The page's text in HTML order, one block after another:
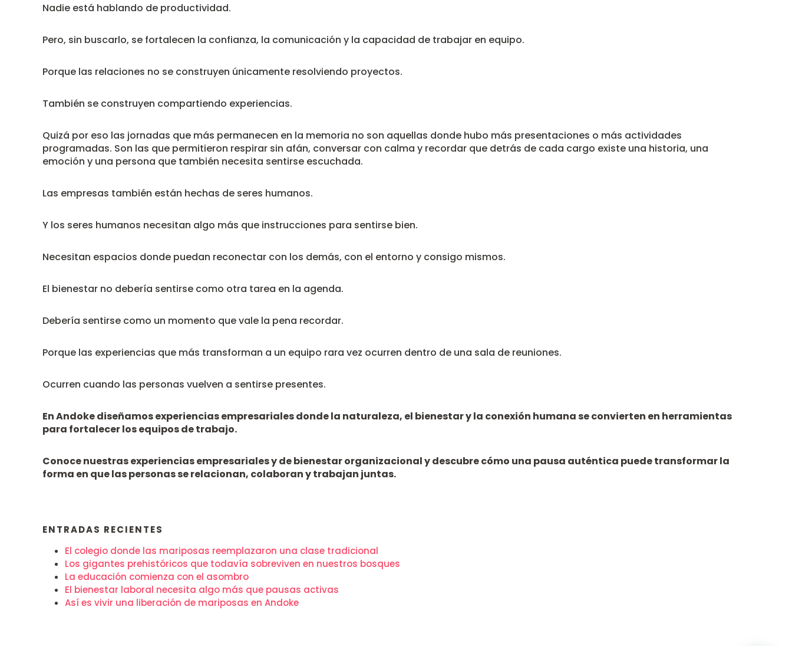
Nadie está hablando de productividad.
Pero, sin buscarlo, se fortalecen la confianza, la comunicación y la capacidad de trabajar en equipo.
Porque las relaciones no se construyen únicamente resolviendo proyectos.
También se construyen compartiendo experiencias.
Quizá por eso las jornadas que más permanecen en la memoria no son aquellas donde hubo más presentaciones o más actividades
programadas. Son las que permitieron respirar sin afán, conversar con calma y recordar que detrás de cada cargo existe una historia, una
emoción y una persona que también necesita sentirse escuchada.
Las empresas también están hechas de seres humanos.
Y los seres humanos necesitan algo más que instrucciones para sentirse bien.
Necesitan espacios donde puedan reconectar con los demás, con el entorno y consigo mismos.
El bienestar no debería sentirse como otra tarea en la agenda.
Debería sentirse como un momento que vale la pena recordar.
Porque las experiencias que más transforman a un equipo rara vez ocurren dentro de una sala de reuniones.
Ocurren cuando las personas vuelven a sentirse presentes.
En Andoke diseñamos experiencias empresariales donde la naturaleza, el bienestar y la conexión humana se convierten en herramientas
para fortalecer los equipos de trabajo.
Conoce nuestras experiencias empresariales y de bienestar organizacional y descubre cómo una pausa auténtica puede transformar la
forma en que las personas se relacionan, colaboran y trabajan juntas.
ENTRADAS RECIENTES
El colegio donde las mariposas reemplazaron una clase tradicional
Los gigantes prehistóricos que todavía sobreviven en nuestros bosques
La educación comienza con el asombro
El bienestar laboral necesita algo más que pausas activas
Así es vivir una liberación de mariposas en Andoke